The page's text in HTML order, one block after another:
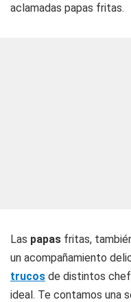
aclamadas papas fritas.
Las papas fritas,
un acompañamiento
trucos de distintos
ideal. Te contamos una